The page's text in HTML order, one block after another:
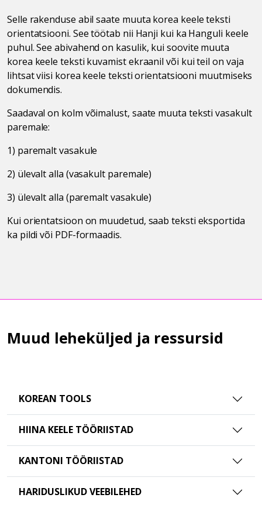
Selle rakenduse abil saate muuta korea keele teksti
orientatsiooni. See töötab nii Hanji kui ka Hanguli keele
puhul. See abivahend on kasulik, kui soovite muuta
korea keele teksti kuvamist ekraanil või kui teil on vaja
lihtsat viisi korea keele teksti orientatsiooni muutmiseks
dokumendis.
Saadaval on kolm võimalust, saate muuta teksti vasakult
paremale:
1) paremalt vasakule
2) ülevalt alla (vasakult paremale)
3) ülevalt alla (paremalt vasakule)
Kui orientatsioon on muudetud, saab teksti eksportida
ka pildi või PDF-formaadis.
Muud leheküljed ja ressursid
KOREAN TOOLS
HIINA KEELE TÖÖRIISTAD
KANTONI TÖÖRIISTAD
HARIDUSLIKUD VEEBILEHED